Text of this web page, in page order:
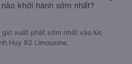
khởi hành sớm nhất?
giờ xuất phát sớm nhất vào lúc
Huy 92 Limousine.